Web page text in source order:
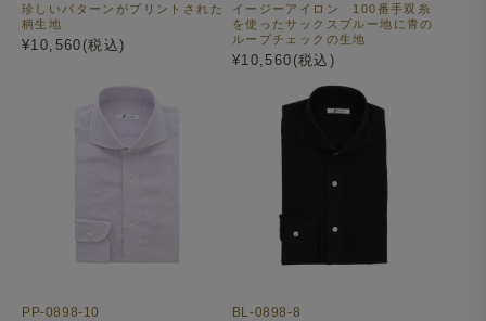
珍しいパターンがプリントされた
柄生地
¥10,560(税込)
イージーアイロン 100番手双糸
を使ったサックスブルー地に青の
ループチェックの生地
¥10,560(税込)
PP-0898-10 BL-0898-8